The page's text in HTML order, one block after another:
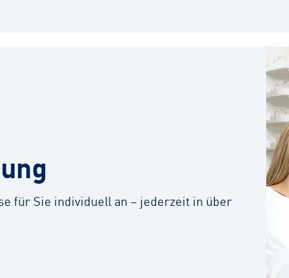
für Sie individuell an – jederzeit in über